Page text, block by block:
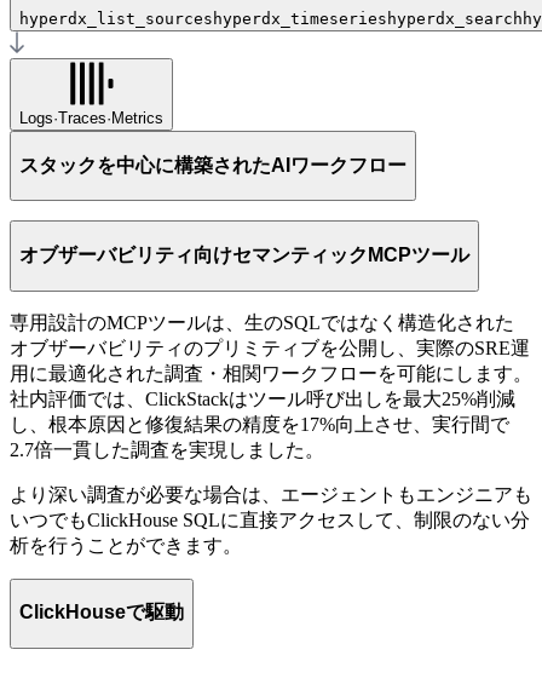
hyperdx_list_sources hyperdx_timeseries hyperdx_search
Logs·Traces· Metrics
スタックを中心に構築されたAIワークフロー
内プラットフォーム、または独自のカスタムエージェントに
接続します。
チームは一貫した双方向インターフェイスを使用して、単一
のエージェントやツールチェーンに縛られることなく、既存
の運用ワークフローにAIを統合できます。
オブザーバビリティ向けセマンティックMCPツール
専用設計のMCPツールは、生のSQLではなく構造化された
オブザーバビリティのプリミティブを公開し、実際のSRE運
用に最適化された調査・相関ワークフローを可能にします。
社内評価では、ClickStackはツール呼び出しを最大25%削減
し、根本原因と修復結果の精度を17%向上させ、実行間で
2.7倍一貫した調査を実現しました。
より深い調査が必要な場合は、エージェントもエンジニアも
いつでもClickHouse SQLに直接アクセスして、制限のない分
析を行うことができます。
ClickHouseで駆動